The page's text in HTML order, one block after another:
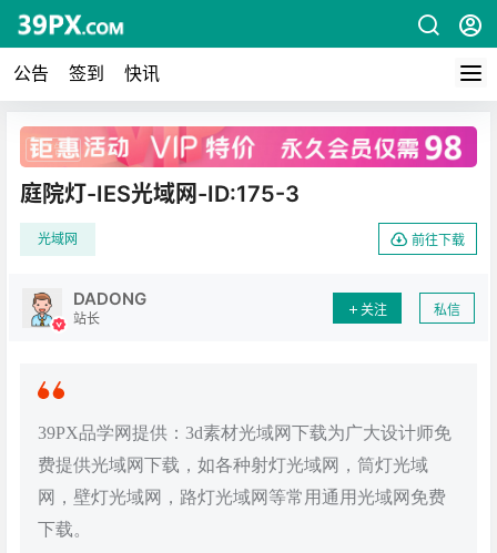
公告 签到 快讯
广告
庭院灯-IES光域网-ID:175-3
光域网 前往下载
DADONG
站长
关注 私信
39PX品学网提供：3d素材光域网下载为广大设计师免
费提供光域网下载，如各种射灯光域网，筒灯光域
网，壁灯光域网，路灯光域网等常用通用光域网免费
下载。